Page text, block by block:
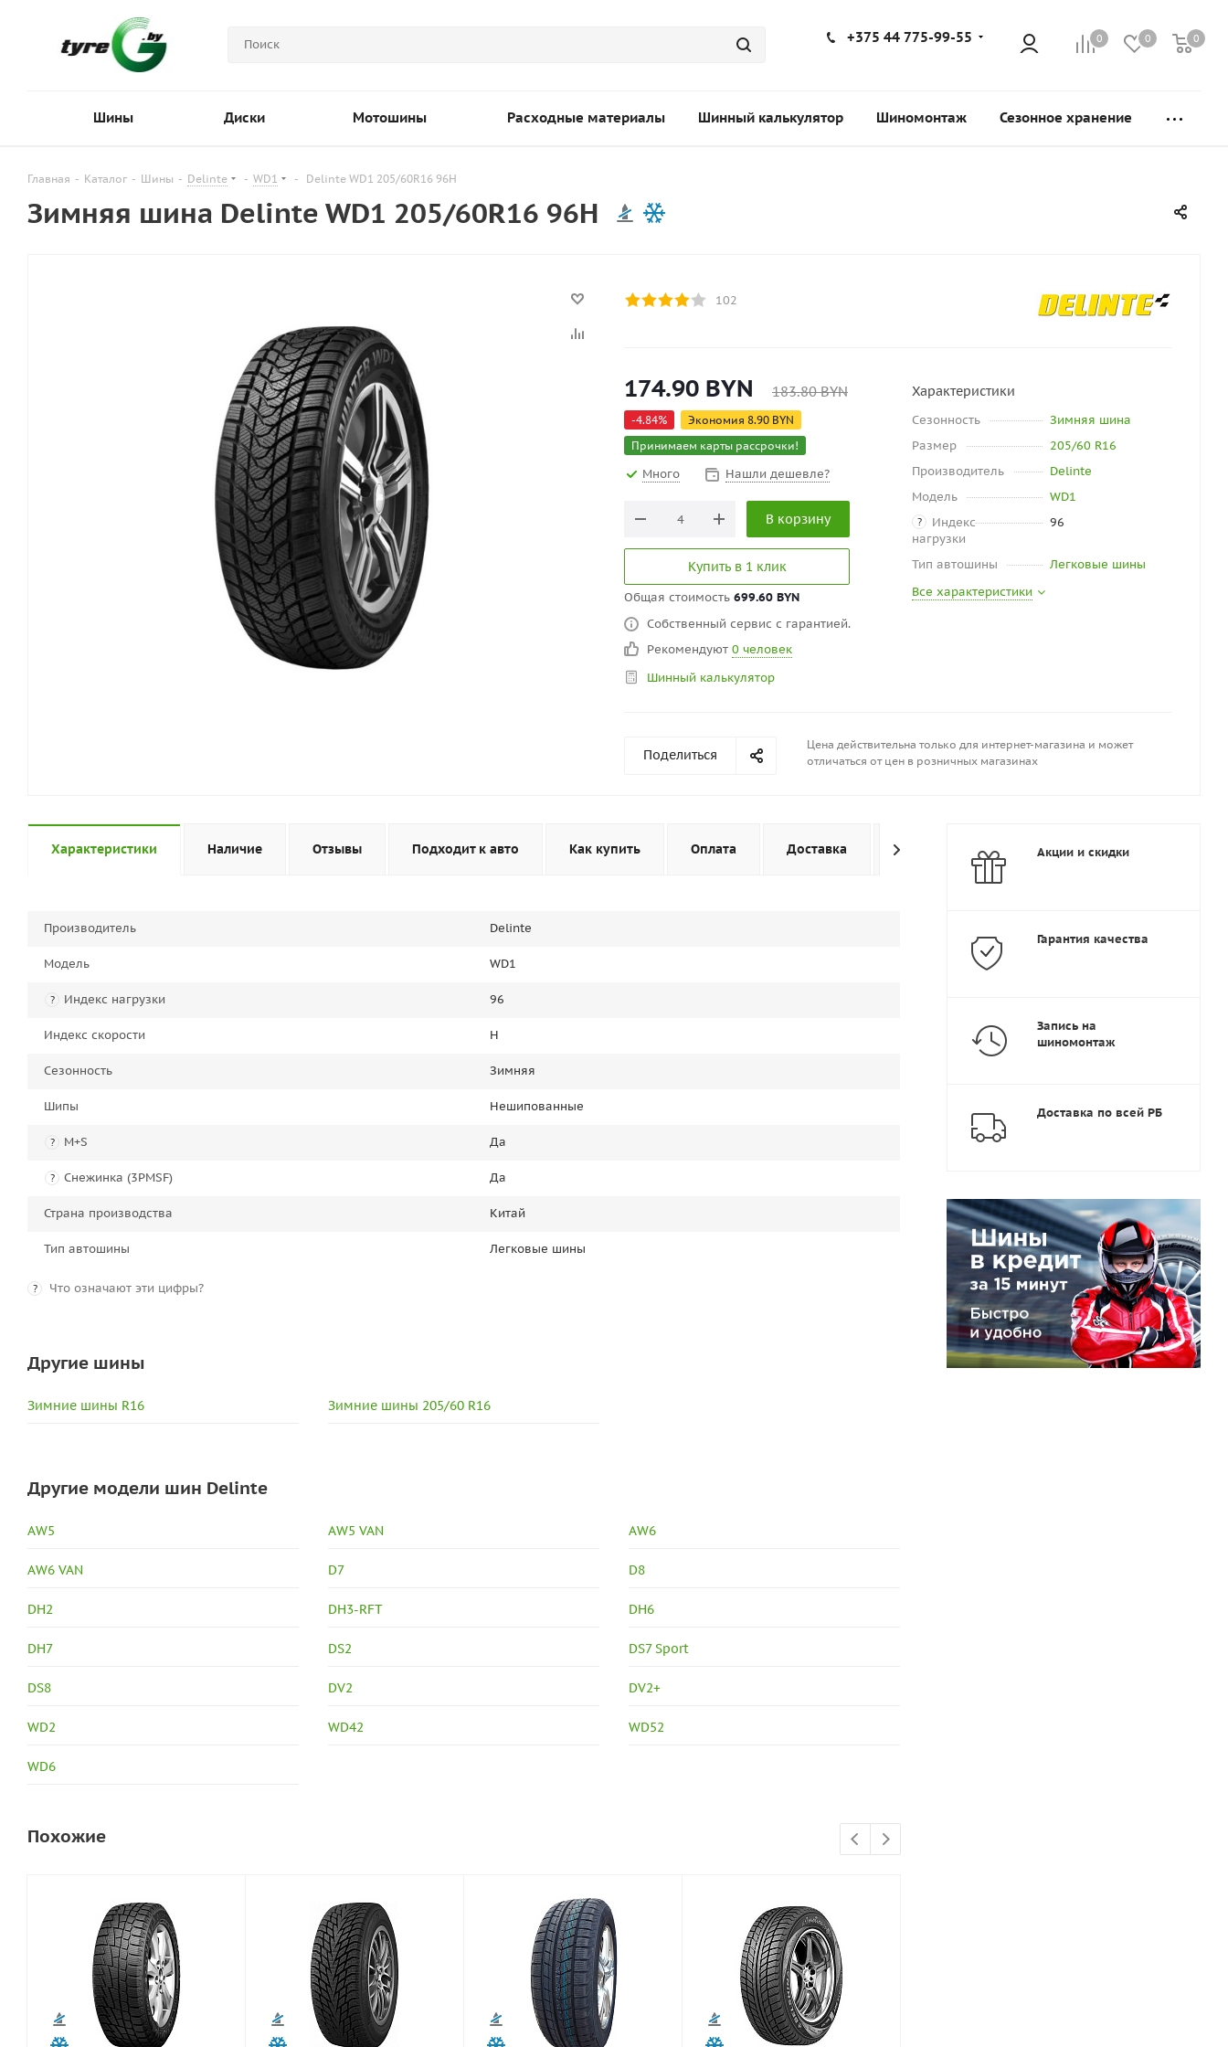
0 0 0
+375 44 775-99-55
Шины Диски Мотошины Расходные материалы Шинный калькулятор Шиномонтаж Сезонное хранение
Главная - Каталог - Шины - Delinte - WD1 - Delinte WD1 205/60R16 96H
Зимняя шина Delinte WD1 205/60R16 96H
102
174.90 BYN 183.80BYN
-4.84% Экономия 8.90 BYN
Принимаем карты рассрочки!
Много Нашли дешевле?
В корзину
Купить в 1 клик
Общая стоимость 699.60 BYN
Собственный сервис с гарантией.
Рекомендуют 0 человек
Шинный калькулятор
Характеристики
Сезонность
Зимняя шина
Размер
205/60 R16
Производитель
Delinte
Модель
WD1
?
Индекс
нагрузки
96
Тип автошины
Легковые шины
Все характеристики
Поделиться
Цена действительна только для интернет-магазина и может
отличаться от цен в розничных магазинах
Характеристики Наличие Отзывы Подходит к авто Как купить Оплата Доставка Дополнительно
Производитель Delinte
Модель WD1
? Индекс нагрузки 96
Индекс скорости H
Сезонность Зимняя
Шипы Нешипованные
? M+S Да
? Снежинка (3PMSF) Да
Страна производства Китай
Тип автошины Легковые шины
? Что означают эти цифры?
Другие шины
Зимние шины R16 Зимние шины 205/60 R16
Другие модели шин Delinte
AW5 AW5 VAN AW6
AW6 VAN D7 D8
DH2 DH3-RFT DH6
DH7 DS2 DS7 Sport
DS8 DV2 DV2+
WD2 WD42 WD52
WD6
Похожие
Акции и скидки
Гарантия качества
Запись на
шиномонтаж
Доставка по всей РБ